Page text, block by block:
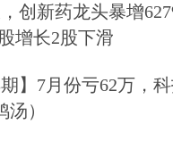
定增被宁德时代
合作的展现。
报记者采访的业
创新药龙头暴增
增长2股下滑
期】7月份亏62万，
）